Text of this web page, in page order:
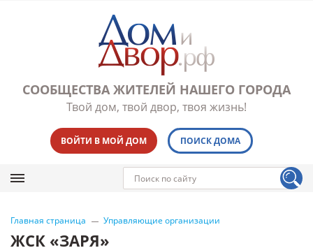
СООБЩЕСТВА ЖИТЕЛЕЙ НАШЕГО ГОРОДА
Твой дом, твой двор, твоя жизнь!
ВОЙТИ В МОЙ ДОМ ПОИСК ДОМА
Главная страница Управляющие организации
ЖСК «ЗАРЯ»